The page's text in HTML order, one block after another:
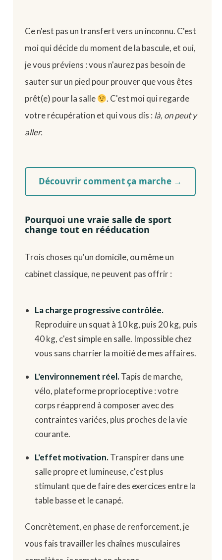
Ce n'est pas un transfert vers un inconnu. C'est
moi qui décide du moment de la bascule, et oui,
je vous préviens : vous n'aurez pas besoin de
sauter sur un pied pour prouver que vous êtes
prêt(e) pour la salle
. C'est moi qui regarde
votre récupération et qui vous dis : là, on peut y
aller.
Découvrir comment ça marche →
Pourquoi une vraie salle de sport
change tout en rééducation
Trois choses qu'un domicile, ou même un
cabinet classique, ne peuvent pas offrir :
La charge progressive contrôlée.
Reproduire un squat à 10 kg, puis 20 kg, puis
40 kg, c'est simple en salle. Impossible chez
vous sans charrier la moitié de mes affaires.
L'environnement réel.Tapis de marche,
vélo, plateforme proprioceptive : votre
corps réapprend à composer avec des
contraintes variées, plus proches de la vie
courante.
L'effet motivation.Transpirer dans une
salle propre et lumineuse, c'est plus
stimulant que de faire des exercices entre la
table basse et le canapé.
Concrètement, en phase de renforcement, je
vous fais travailler les chaînes musculaires